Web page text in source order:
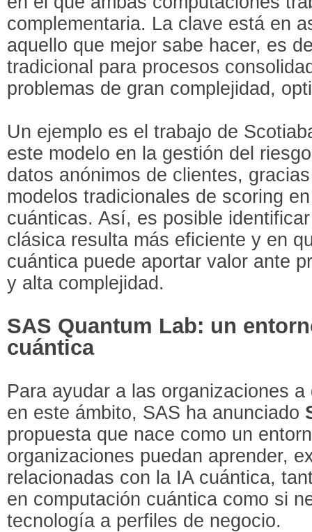
complementaria. La clave está en
aquello que mejor sabe hacer, es
tradicional para procesos
problemas de gran complejidad,
Un ejemplo es el trabajo de
este modelo en la gestión del
datos anónimos de clientes,
modelos tradicionales de scoring
cuánticas. Así, es posible
clásica resulta más eficiente y en
cuántica puede aportar valor ante
y alta complejidad.
SAS Quantum Lab: un
cuántica
Para ayudar a las organizaciones
en este ámbito, SAS ha anunciado
propuesta que nace como un
organizaciones puedan aprender,
relacionadas con la IA cuántica,
en computación cuántica como si
tecnología a perfiles de negocio.